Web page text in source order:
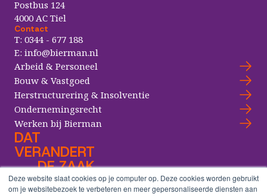
Deze website slaat cookies op je computer op. Deze cookies worden gebruikt
om je websitebezoek te verbeteren en meer gepersonaliseerde diensten aan
Postbus 124
4000 AC Tiel
Contact
T: 0344 - 677 188
E: info@bierman.nl
Arbeid & Personeel
Bouw & Vastgoed
Herstructurering & Insolventie
Ondernemingsrecht
Werken bij Bierman
DAT
VERANDERT
DE ZAAK